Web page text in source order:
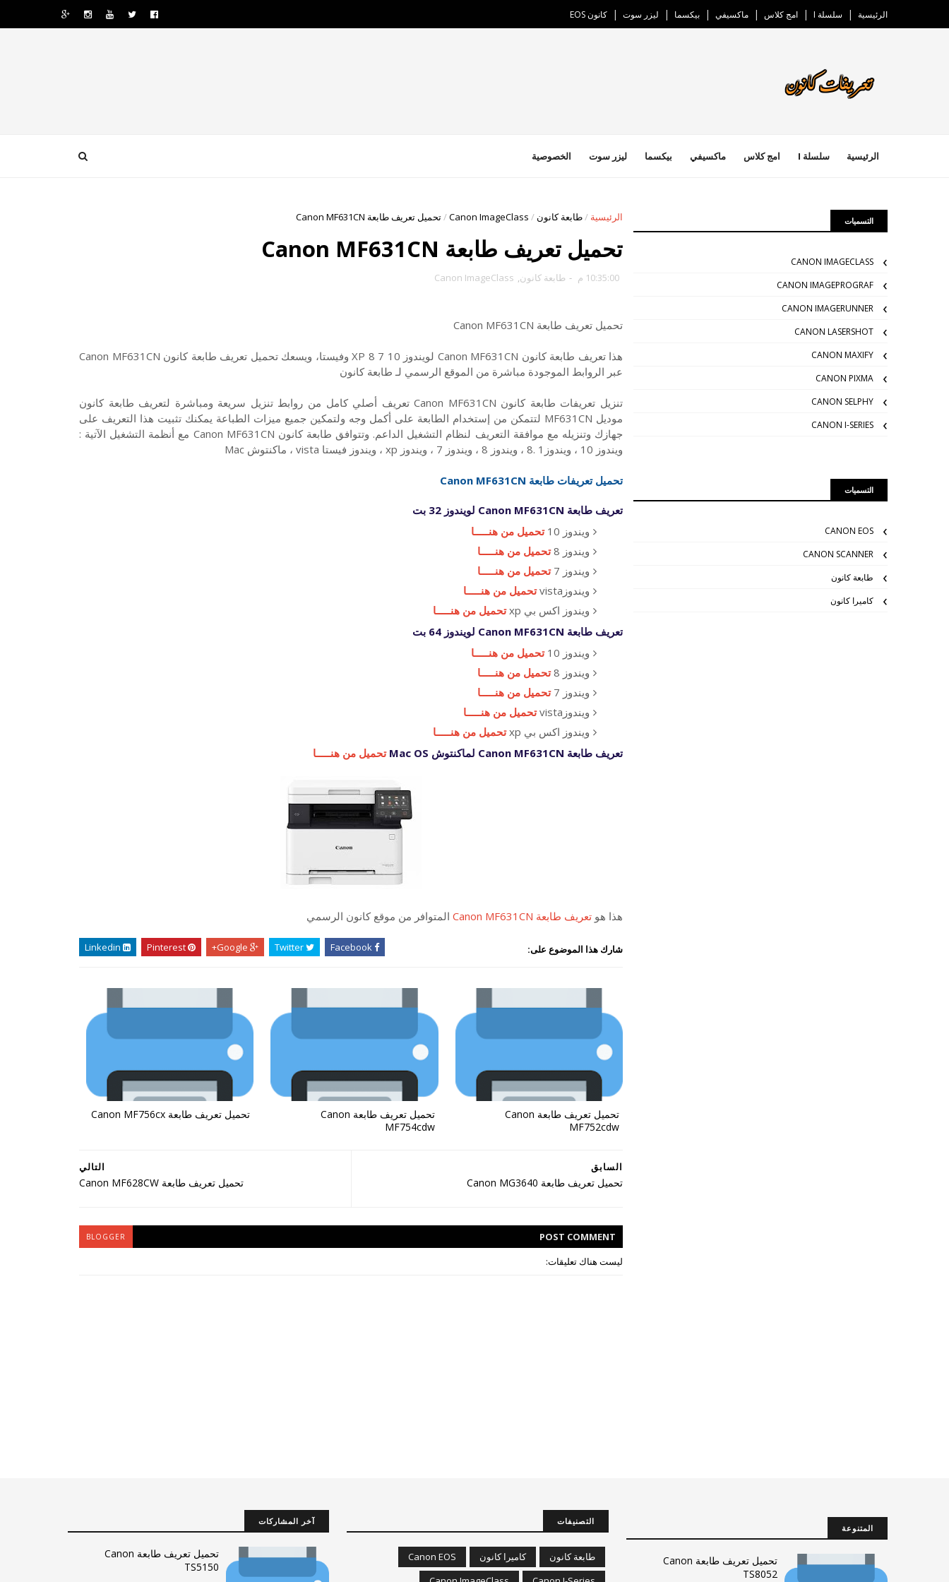
الرئيسية سلسلة I امج كلاس ماكسيفي بيكسما ليزر سوت كانون EOS
الرئيسية سلسلة I امج كلاس ماكسيفي بيكسما ليزر سوت الخصوصية
الرئيسية /طابعة كانون /
Canon ImageClass
/تحميل تعريف طابعة Canon MF631CN
تحميل تعريف طابعة Canon MF631CN
10:35:00 م - طابعة كانون,
Canon ImageClass
تحميل تعريف طابعة Canon MF631CN
هذا تعريف طابعة كانون Canon MF631CN لويندوز 10 7 8 XP وفيستا، ويسعك تحميل تعريف طابعة كانون Canon MF631CN
عبر الروابط الموجودة مباشرة من الموقع الرسمي لـ طابعة كانون
تنزيل تعريفات طابعة كانون Canon MF631CN تعريف أصلي كامل من روابط تنزيل سريعة ومباشرة لتعريف طابعة كانون
موديل MF631CN لتتمكن من إستخدام الطابعة على أكمل وجه ولتمكين جميع ميزات الطباعة يمكنك تثبيت هذا التعريف على
جهازك وتنزيله مع موافقة التعريف لنظام التشغيل الداعم. وتتوافق طابعة كانون Canon MF631CN مع أنظمة التشغيل الآتية :
ويندوز 10 ، ويندوز1 .8 ، ويندوز 8 ، ويندوز 7 ، ويندوز xp ، ويندوز فيستا vista ، ماكنتوش Mac
تحميل تعريفات طابعة Canon MF631CN
تعريف طابعة Canon MF631CN لويندوز 32 بت
ويندوز 10
تحميل من هنـــــا
ويندوز 8
تحميل من هنـــــا
ويندوز 7
تحميل من هنـــــا
ويندوزvista
تحميل من هنـــــا
ويندوز اكس بي xp
تحميل من هنـــــا
تعريف طابعة Canon MF631CN لويندوز 64 بت
ويندوز 10
تحميل من هنـــــا
ويندوز 8
تحميل من هنـــــا
ويندوز 7
تحميل من هنـــــا
ويندوزvista
تحميل من هنـــــا
ويندوز اكس بي xp
تحميل من هنـــــا
تعريف طابعة Canon MF631CN لماكنتوش Mac OS
تحميل من هنـــــا
هذا هو تعريف طابعة Canon MF631CN المتوافر من موقع كانون الرسمي
شارك هذا الموضوع على:
تحميل تعريف طابعة Canon
MF752cdw
تحميل تعريف طابعة Canon
MF754cdw
تحميل تعريف طابعة Canon MF756cx
التالي
تحميل تعريف طابعة Canon MF628CW
السابق
تحميل تعريف طابعة Canon MG3640
POST COMMENT
BLOGGER
ليست هناك تعليقات:
التسميات
CANON IMAGECLASS
CANON IMAGEPROGRAF
CANON IMAGERUNNER
CANON LASERSHOT
CANON MAXIFY
CANON PIXMA
CANON SELPHY
CANON I-SERIES
التسميات
CANON EOS
CANON SCANNER
طابعة كانون
كاميرا كانون
المتنوعة
تحميل تعريف طابعة Canon
TS8052
التصنيفات
طابعة كانون كاميرا كانون
Canon EOS
آخر المشاركات
تحميل تعريف طابعة Canon
TS5150